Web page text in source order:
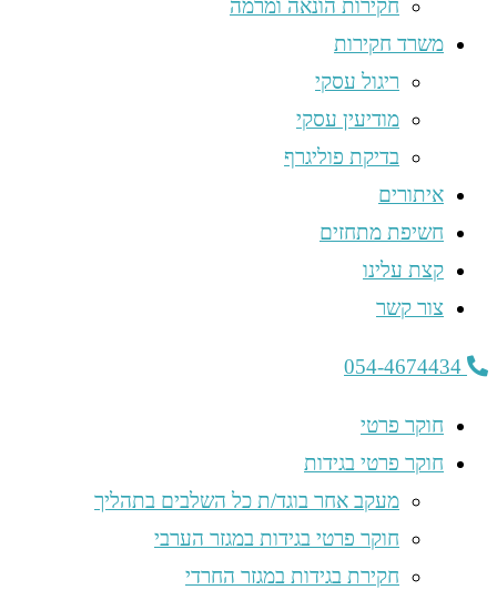
חקירות הונאה ומרמה
משרד חקירות
ריגול עסקי
מודיעין עסקי
בדיקת פוליגרף
איתורים
חשיפת מתחזים
קצת עלינו
צור קשר
054-4674434
חוקר פרטי
חוקר פרטי בגידות
מעקב אחר בוגד/ת כל השלבים בתהליך
חוקר פרטי בגידות במגזר הערבי
חקירת בגידות במגזר החרדי